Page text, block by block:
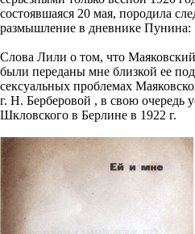
состоявшаяся 20 мая, породила
размышление в дневнике Пунина:
Слова Лили о том, что
были переданы мне близкой ее
сексуальных проблемах
г. Н. Берберовой , в свою
Шкловского в Берлине в 1922 г.